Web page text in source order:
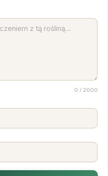
0 / 2000